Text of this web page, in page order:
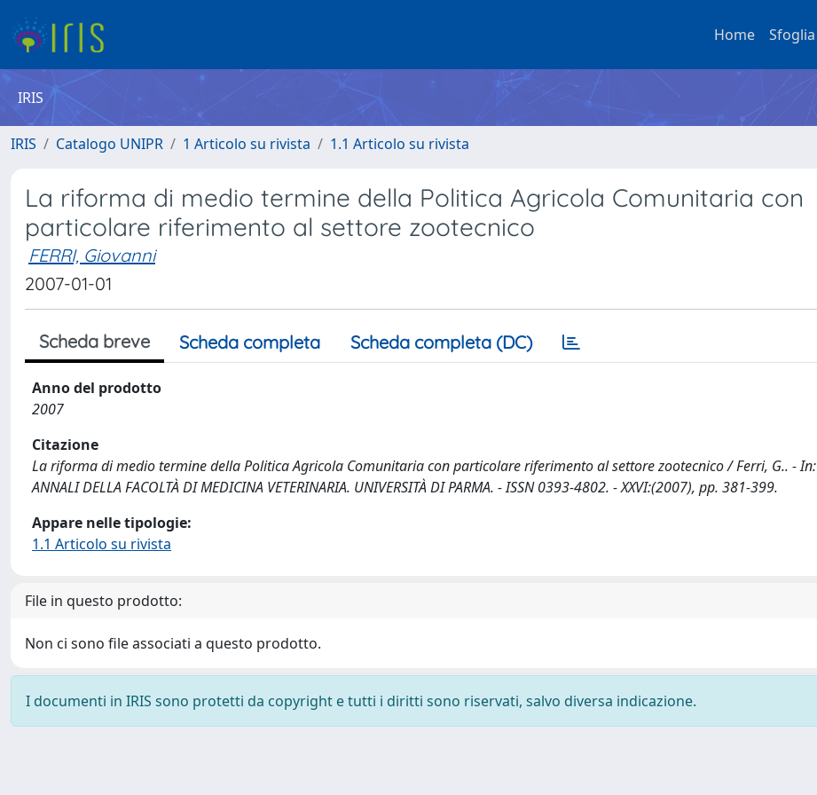
Home Sfoglia
IRIS
IRIS Catalogo UNIPR 1 Articolo su rivista 1.1 Articolo su rivista
La riforma di medio termine della Politica Agricola Comunitaria con
particolare riferimento al settore zootecnico
FERRI, Giovanni
2007-01-01
Scheda breve Scheda completa Scheda completa (DC)
Anno del prodotto
2007
Citazione
La riforma di medio termine della Politica Agricola Comunitaria con particolare riferimento al settore zootecnico / Ferri, G.. - In:
ANNALI DELLA FACOLTÀ DI MEDICINA VETERINARIA. UNIVERSITÀ DI PARMA. - ISSN 0393-4802. - XXVI:(2007), pp. 381-399.
Appare nelle tipologie:
1.1 Articolo su rivista
File in questo prodotto:
Non ci sono file associati a questo prodotto.
I documenti in IRIS sono protetti da copyright e tutti i diritti sono riservati, salvo diversa indicazione.